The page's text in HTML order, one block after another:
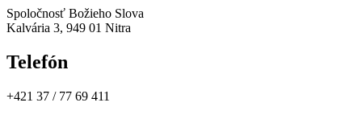
Spoločnosť Božieho Slova
Kalvária 3, 949 01 Nitra
Telefón
+421 37 / 77 69 411